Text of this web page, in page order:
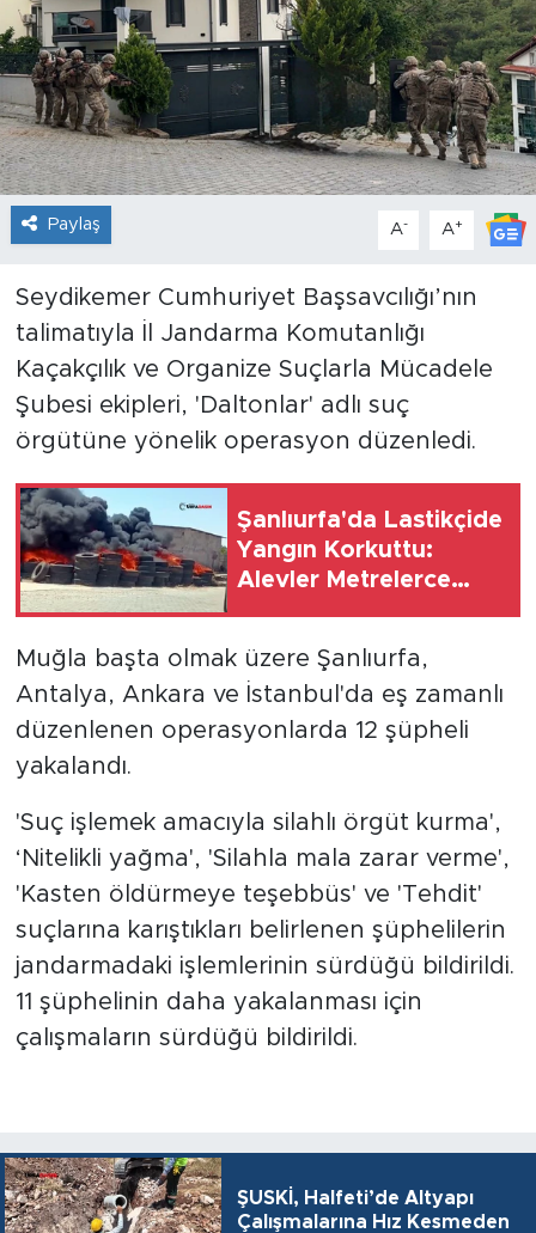
Paylaş A- A+
Seydikemer Cumhuriyet Başsavcılığı’nın
talimatıyla İl Jandarma Komutanlığı
Kaçakçılık ve Organize Suçlarla Mücadele
Şubesi ekipleri, 'Daltonlar' adlı suç
örgütüne yönelik operasyon düzenledi.
Şanlıurfa'da Lastikçide
Yangın Korkuttu:
Alevler Metrelerce
Muğla başta olmak üzere Şanlıurfa,
Antalya, Ankara ve İstanbul'da eş zamanlı
düzenlenen operasyonlarda 12 şüpheli
yakalandı.
'Suç işlemek amacıyla silahlı örgüt kurma',
‘Nitelikli yağma', 'Silahla mala zarar verme',
'Kasten öldürmeye teşebbüs' ve 'Tehdit'
suçlarına karıştıkları belirlenen şüphelilerin
jandarmadaki işlemlerinin sürdüğü bildirildi.
11 şüphelinin daha yakalanması için
çalışmaların sürdüğü bildirildi.
ŞUSKİ, Halfeti’de Altyapı
Çalışmalarına Hız Kesmeden